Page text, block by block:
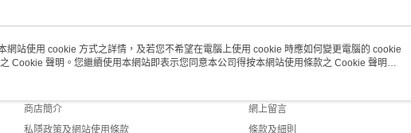
關於我們
商店簡介
私隱政策及網站使用條款
客戶服務
網上留言
條款及細則
網站使用 cookie 方式之詳情，及若您不希望在電腦上使用 cookie 時應如何變更電腦的 cookie
之 Cookie 聲明。您繼續使用本網站即表示您同意本公司得按本網站使用條款之 Cookie 聲明使